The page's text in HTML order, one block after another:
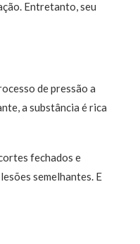
Entretanto, seu
de pressão a
a substância é rica
fechados e
semelhantes. E